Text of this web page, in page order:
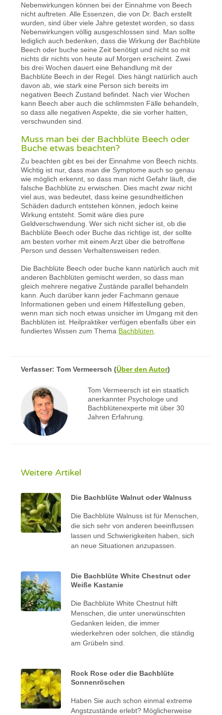
Nebenwirkungen können bei der Einnahme von Beech
nicht auftreten. Alle Essenzen, die von Dr. Bach erstellt
wurden, sind über viele Jahre getestet worden, so dass
Nebenwirkungen völlig ausgeschlossen sind. Man sollte
lediglich auch bedenken, dass die Wirkung der Bachblüte
Beech oder buche seine Zeit benötigt und nicht so mit
nichts dir nichts von heute auf Morgen erscheint. Zwei
bis drei Wochen dauert eine Behandlung mit der
Bachblüte Beech in der Regel. Dies hängt natürlich auch
davon ab, wie stark eine Person sich bereits im
negativen Beech Zustand befindet. Nach vier Wochen
kann Beech aber auch die schlimmsten Fälle behandeln,
so dass alle negativen Aspekte, die sie vorher hatten,
verschwunden sind.
Muss man bei der Bachblüte Beech oder
Buche etwas beachten?
Zu beachten gibt es bei der Einnahme von Beech nichts.
Wichtig ist nur, dass man die Symptome auch so genau
wie möglich erkennt, so dass man nicht Gefahr läuft, die
falsche Bachblüte zu erwischen. Dies macht zwar nicht
viel aus, was bedeutet, dass keine gesundheitlichen
Schäden dadurch entstehen können, jedoch keine
Wirkung entsteht. Somit wäre dies pure
Geldverschwendung. Wer sich nicht sicher ist, ob die
Bachblüte Beech oder Buche das richtige ist, der sollte
am besten vorher mit einem Arzt über die betroffene
Person und dessen Verhaltensweisen reden.
Die Bachblüte Beech oder buche kann natürlich auch mit
anderen Bachblüten gemischt werden, so dass man
gleich mehrere negative Zustände parallel behandeln
kann. Auch darüber kann jeder Fachmann genaue
Informationen geben und einem Hilfestellung geben,
wenn man sich noch etwas unsicher im Umgang mit den
Bachblüten ist. Heilpraktiker verfügen ebenfalls über ein
fundiertes Wissen zum Thema Bachblüten
Verfasser:Tom Vermeersch (Über den Autor)
Tom Vermeersch ist ein staatlich
anerkannter Psychologe und
Bachblütenexperte mit über 30
Jahren Erfahrung.
Weitere Artikel
Die Bachblüte Walnut oder Walnuss
Die Bachblüte Walnuss ist für Menschen,
die sich sehr von anderen beeinflussen
lassen und Schwierigkeiten haben, sich
an neue Situationen anzupassen.
Die Bachblüte White Chestnut oder
Weiße Kastanie
Die Bachblüte White Chestnut hilft
Menschen, die unter unerwünschten
Gedanken leiden, die immer
wiederkehren oder solchen, die ständig
am Grübeln sind.
Rock Rose oder die Bachblüte
Sonnenröschen
Haben Sie auch schon einmal extreme
Angstzustände erlebt? Möglicherweise